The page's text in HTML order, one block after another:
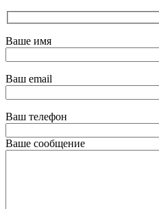
Ваше имя
Ваш email
Ваш телефон
Ваше сообщение